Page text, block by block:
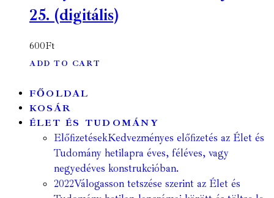
25. (digitális)
600Ft
ADD TO CART
FŐOLDAL
KOSÁR
ÉLET ÉS TUDOMÁNY
ElőfizetésekKedvezményes előfizetés az Élet és
Tudomány hetilapra éves, féléves, vagy
negyedéves konstrukcióban.
2022Válogasson tetszése szerint az Élet és